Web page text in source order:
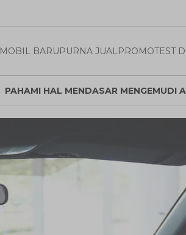
MOBIL BARUPURNA JUAL PROMOTEST
PAHAMI HAL MENDASAR